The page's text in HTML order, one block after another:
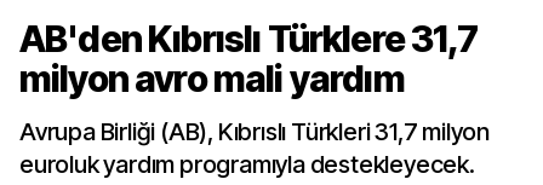
AB'den Kıbrıslı Türklere 31,7
milyon avro mali yardım
Avrupa Birliği (AB), Kıbrıslı Türkleri 31,7 milyon
euroluk yardım programıyla destekleyecek.